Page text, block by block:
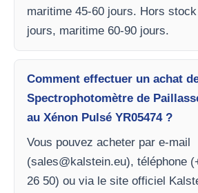
maritime 45-60 jours. Hors
jours, maritime 60-90 jours.
Comment effectuer un achat
Spectrophotomètre de
au Xénon Pulsé YR05474 ?
Vous pouvez acheter par e-mail
(sales@kalstein.eu), téléphone
26 50) ou via le site officiel